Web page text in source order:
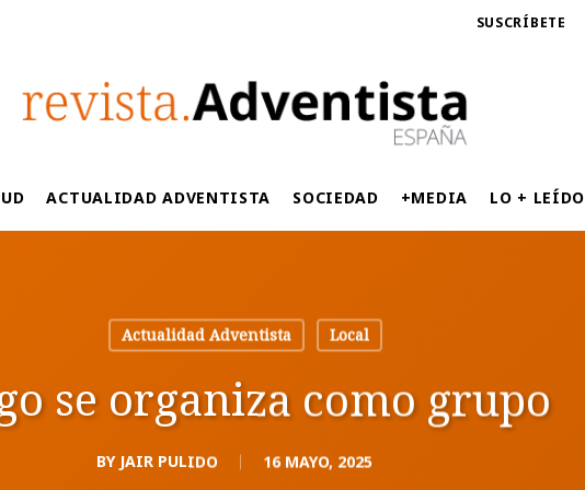
SUSCRÍBETE
ACTUALIDAD ADVENTISTA SOCIEDAD +MEDIA LO + LEÍDO
Actualidad Adventista Local
se organiza como grupo
BY JAIR PULIDO 16 MAYO, 2025